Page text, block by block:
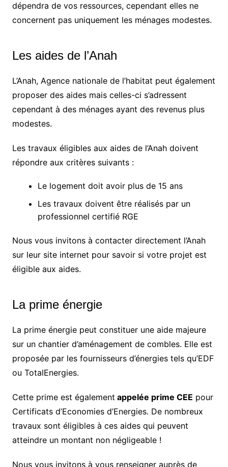
dépendra de vos ressources, cependant elles ne
concernent pas uniquement les ménages modestes.
Les aides de l’Anah
L’Anah, Agence nationale de l’habitat peut également
proposer des aides mais celles-ci s’adressent
cependant à des ménages ayant des revenus plus
modestes.
Les travaux éligibles aux aides de l’Anah doivent
répondre aux critères suivants :
Le logement doit avoir plus de 15 ans
Les travaux doivent être réalisés par un
professionnel certifié RGE
Nous vous invitons à contacter directement l’Anah
sur leur site internet pour savoir si votre projet est
éligible aux aides.
La prime énergie
La prime énergie peut constituer une aide majeure
sur un chantier d’aménagement de combles. Elle est
proposée par les fournisseurs d’énergies tels qu’EDF
ou TotalEnergies.
Cette prime est également appelée prime CEE pour
Certificats d’Economies d’Energies. De nombreux
travaux sont éligibles à ces aides qui peuvent
atteindre un montant non négligeable !
Nous vous invitons à vous renseigner auprès de